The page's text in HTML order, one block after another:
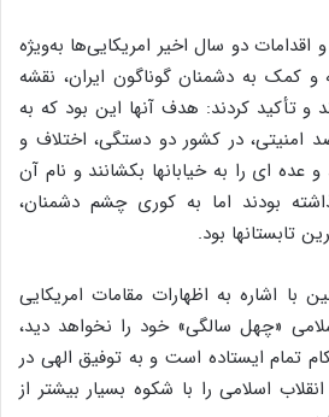
اقدامات دو سال اخیر امریکایی‌ها به‌ویژه
کمک به دشمنان گوناگون ایران، نقشه
و تأکید کردند: هدف آنها این بود که به
امنیتی، در کشور دو دستگی، اختلاف و
عده ای را به خیابانها بکشانند و نام آن
بودند اما به کوری چشم دشمنان،
تابستانها بود.
با اشاره به اظهارات مقامات امریکایی
«چهل سالگی» خود را نخواهد دید،
تمام ایستاده است و به توفیق الهی در
انقلاب اسلامی را با شکوه بسیار بیشتر از